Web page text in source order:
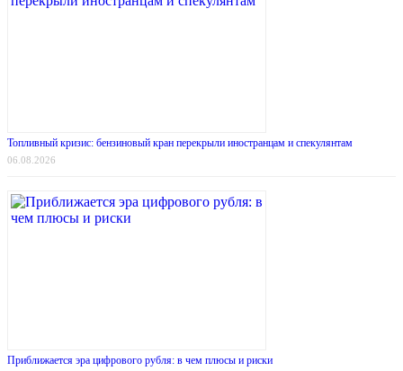
Топливный кризис: бензиновый кран перекрыли иностранцам и спекулянтам
06.08.2026
Приближается эра цифрового рубля: в чем плюсы и риски